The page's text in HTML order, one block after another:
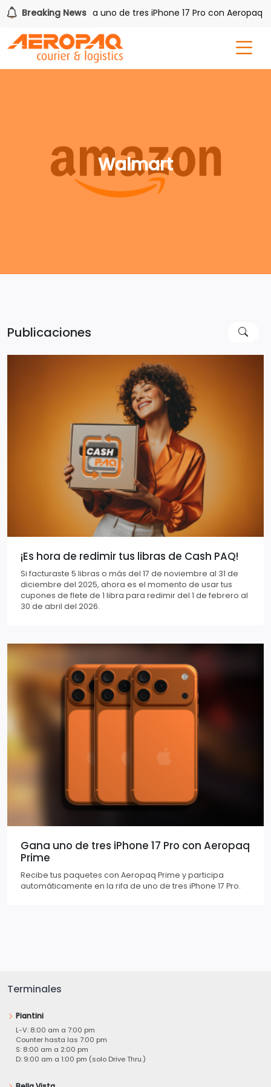
Breaking News
PAQ! Gana uno de tres iPhone 17 Pro con Aeropaq
Walmart
Publicaciones
¡Es hora de redimir tus libras de Cash PAQ!
Si facturaste 5 libras o más del 17 de noviembre al 31 de
diciembre del 2025, ahora es el momento de usar tus
cupones de flete de 1 libra para redimir del 1 de febrero al
30 de abril del 2026.
Gana uno de tres iPhone 17 Pro con Aeropaq
Prime
Recibe tus paquetes con Aeropaq Prime y participa
automáticamente en la rifa de uno de tres iPhone 17 Pro.
Terminales
Piantini
L-V: 8:00 am a 7:00 pm
Counter hasta las 7:00 pm
S: 8:00 am a 2:00 pm
D: 9:00 am a 1:00 pm (solo Drive Thru.)